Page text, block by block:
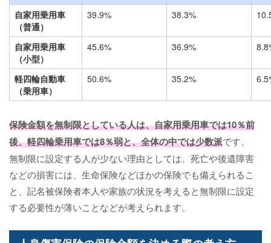
自家用乗用車
（普通）
39.9% 38.3%
自家用乗用車
（小型）
45.6% 36.9%
軽四輪自動車
（乗用車）
50.6% 35.2%
保険金額を無制限としている人は、自家用乗用車では10％前
後、軽四輪乗用車では8％弱と、全体の中では少数派です。
無制限に設定する人が少ない理由としては、死亡や後遺障害
などの損害には、生命保険などほかの保険でも備えられるこ
と、記名被保険者本人や家族の状況を考えると無制限に設定
する必要性が薄いことなどが考えられます。